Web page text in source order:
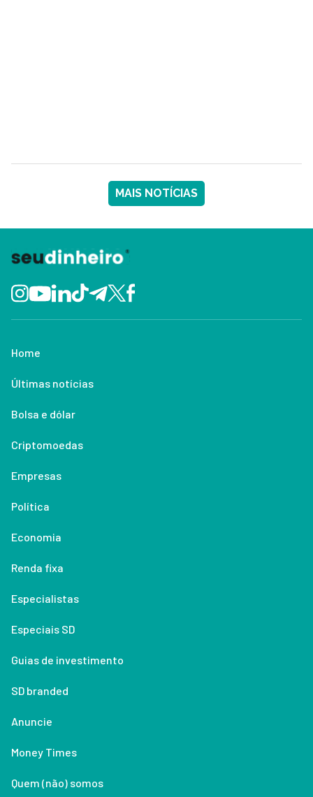
MAIS NOTÍCIAS
Home
Últimas notícias
Bolsa e dólar
Criptomoedas
Empresas
Política
Economia
Renda fixa
Especialistas
Especiais SD
Guias de investimento
SD branded
Anuncie
Money Times
Quem (não) somos